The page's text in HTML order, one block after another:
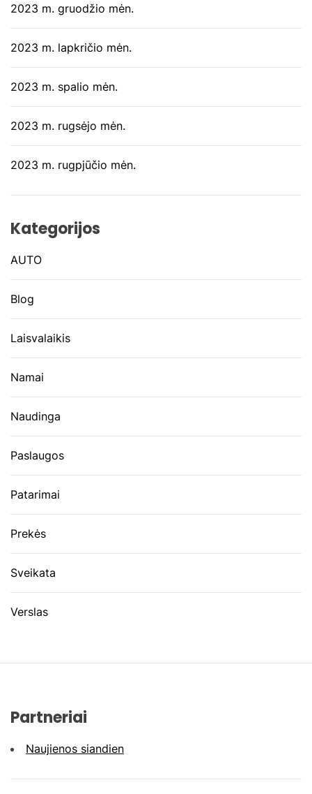
2023 m. gruodžio mėn.
2023 m. lapkričio mėn.
2023 m. spalio mėn.
2023 m. rugsėjo mėn.
2023 m. rugpjūčio mėn.
Kategorijos
AUTO
Blog
Laisvalaikis
Namai
Naudinga
Paslaugos
Patarimai
Prekės
Sveikata
Verslas
Partneriai
Naujienos siandien